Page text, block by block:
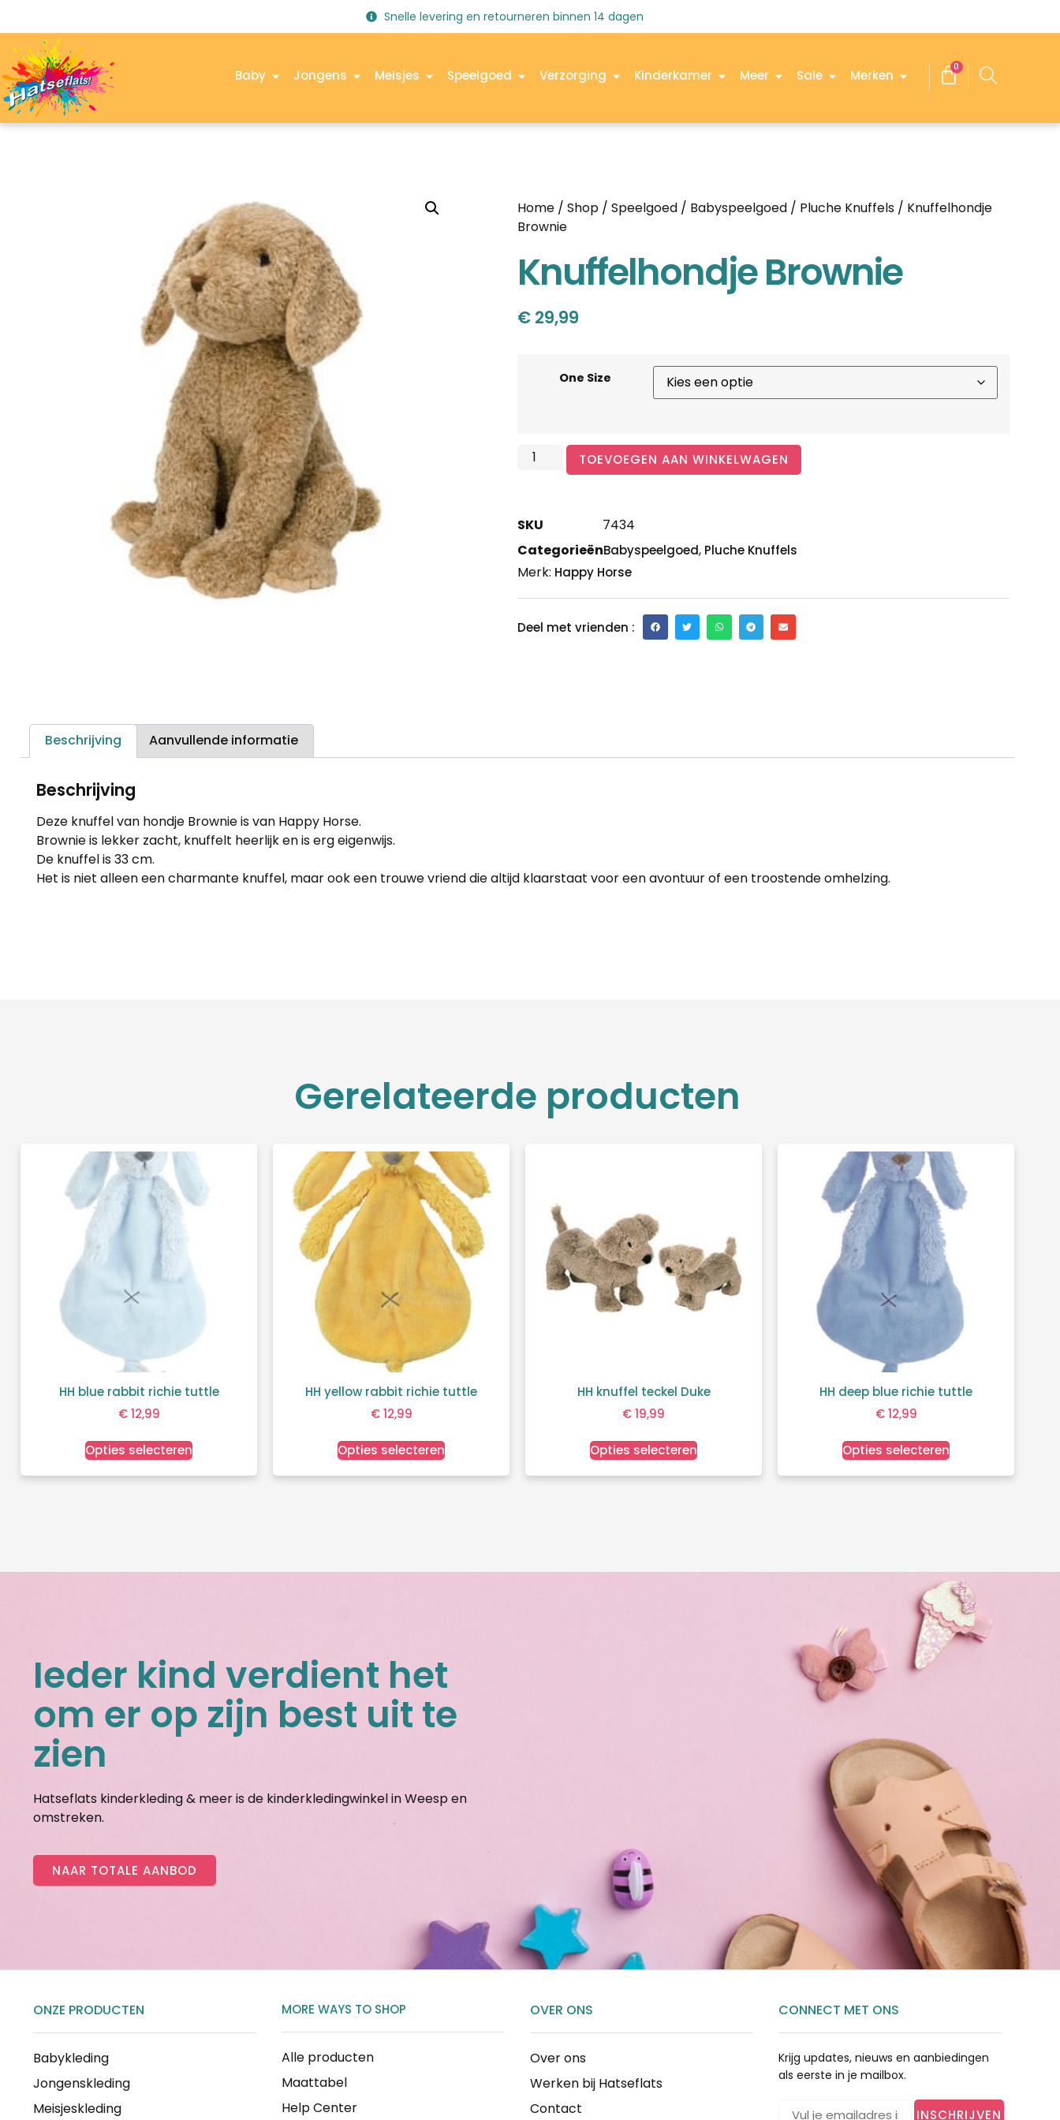
Snelle levering en retourneren binnen 14 dagen
Baby Jongens Meisjes Speelgoed Verzorging Kinderkamer Meer Sale Merken
0
Home / Shop / Speelgoed / Babyspeelgoed / Pluche Knuffels / Knuffelhondje
Brownie
Knuffelhondje Brownie
€ 29,99
One Size
TOEVOEGEN AAN WINKELWAGEN
SKU
7434
CategorieënBabyspeelgoed, Pluche Knuffels
Merk: Happy Horse
Deel met vrienden :
Beschrijving Aanvullende informatie
Beschrijving
Deze knuffel van hondje Brownie is van Happy Horse.
Brownie is lekker zacht, knuffelt heerlijk en is erg eigenwijs.
De knuffel is 33 cm.
Het is niet alleen een charmante knuffel, maar ook een trouwe vriend die altijd klaarstaat voor een avontuur of een troostende omhelzing.
Gerelateerde producten
HH blue rabbit richie tuttle
€12,99
Opties selecteren
HH yellow rabbit richie tuttle
€12,99
Opties selecteren
HH knuffel teckel Duke
€19,99
Opties selecteren
HH deep blue richie tuttle
€12,99
Opties selecteren
Ieder kind verdient het
om er op zijn best uit te
zien
Hatseflats kinderkleding & meer is de kinderkledingwinkel in Weesp en
omstreken.
NAAR TOTALE AANBOD
ONZE PRODUCTEN
Babykleding
Jongenskleding
Meisjeskleding
MORE WAYS TO SHOP
Alle producten
Maattabel
Help Center
OVER ONS
Over ons
Werken bij Hatseflats
Contact
CONNECT MET ONS
Krijg updates, nieuws en aanbiedingen
als eerste in je mailbox.
INSCHRIJVEN